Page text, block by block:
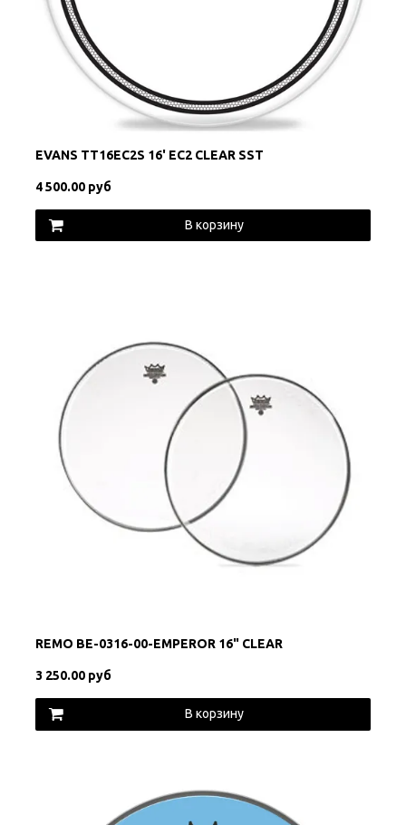
EVANS TT16EC2S 16' EC2 CLEAR SST
4 500.00 руб
В корзину
REMO BE-0316-00-EMPEROR 16" CLEAR
3 250.00 руб
В корзину